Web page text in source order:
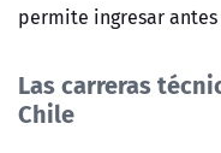
permite ingresar
Las carreras
Chile